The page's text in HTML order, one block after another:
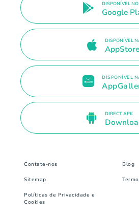
DISPONÍVEL NO
Google
DISPONÍVEL
AppStore
DISPONÍVEL
DIRECT APK
Contate-nos Blog
Sitemap
Políticas de Privacidade e
Cookies